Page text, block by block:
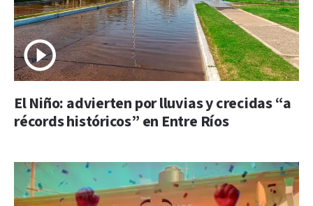
El Niño: advierten por lluvias y crecidas “a
récords históricos” en Entre Ríos